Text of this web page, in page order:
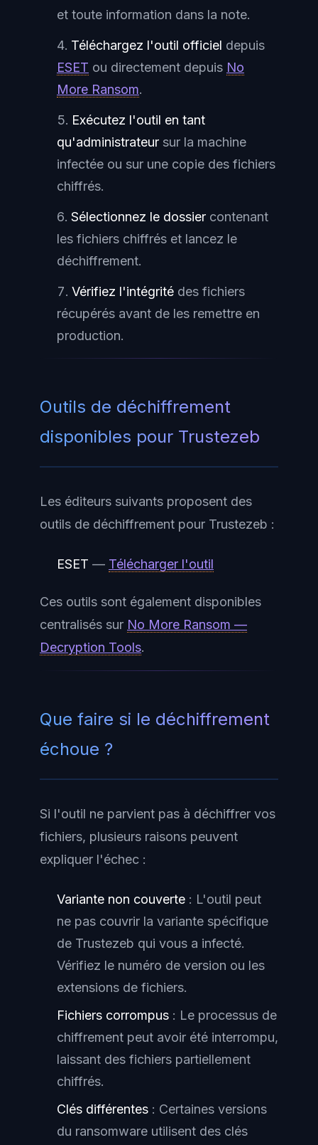
et toute information dans la note.
Téléchargez l'outil officiel depuis
ESET ou directement depuis No
More Ransom.
Exécutez l'outil en tant
qu'administrateur sur la machine
infectée ou sur une copie des fichiers
chiffrés.
Sélectionnez le dossier contenant
les fichiers chiffrés et lancez le
déchiffrement.
Vérifiez l'intégrité des fichiers
récupérés avant de les remettre en
production.
Outils de déchiffrement
disponibles pour Trustezeb
Les éditeurs suivants proposent des
outils de déchiffrement pour Trustezeb :
ESET — Télécharger l'outil
Ces outils sont également disponibles
centralisés sur No More Ransom —
Decryption Tools.
Que faire si le déchiffrement
échoue ?
Si l'outil ne parvient pas à déchiffrer vos
fichiers, plusieurs raisons peuvent
expliquer l'échec :
Variante non couverte : L'outil peut
ne pas couvrir la variante spécifique
de Trustezeb qui vous a infecté.
Vérifiez le numéro de version ou les
extensions de fichiers.
Fichiers corrompus : Le processus de
chiffrement peut avoir été interrompu,
laissant des fichiers partiellement
chiffrés.
Clés différentes : Certaines versions
du ransomware utilisent des clés